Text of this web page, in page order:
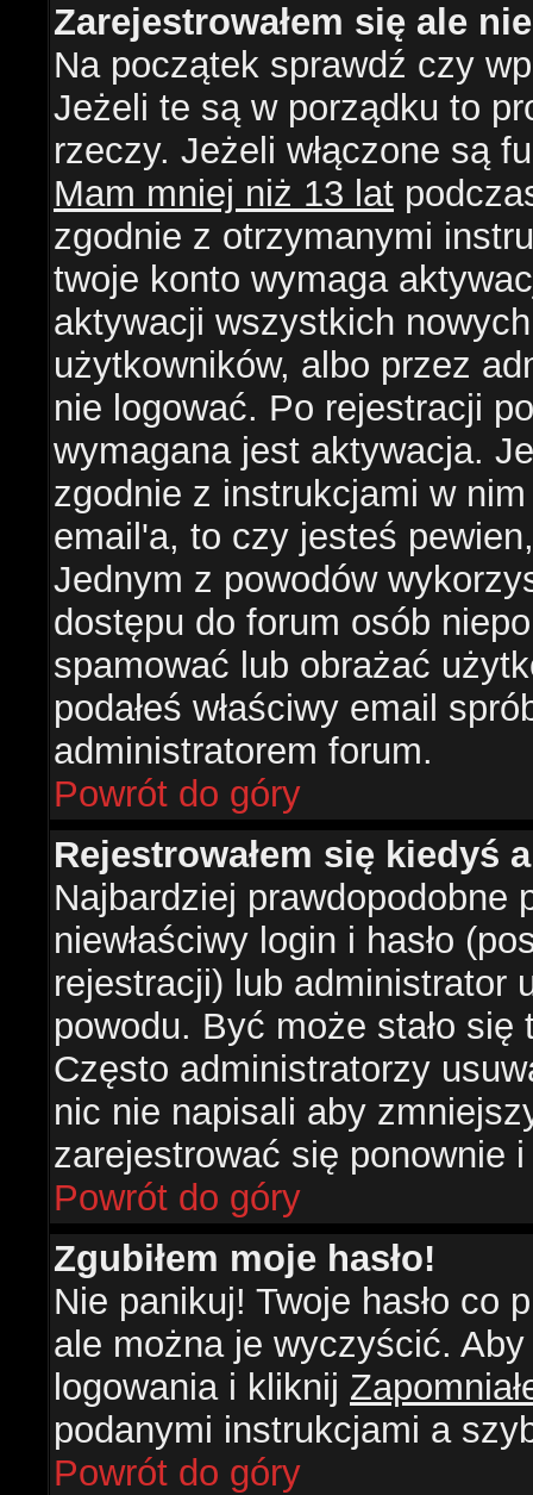
Zarejestrowałem się ale
Na początek sprawdź czy
Jeżeli te są w porządku to
rzeczy. Jeżeli włączone są
Mam mniej niż 13 lat
zgodnie z otrzymanymi
twoje konto wymaga
aktywacji wszystkich
użytkowników, albo przez
nie logować. Po rejestracji
wymagana jest aktywacja.
zgodnie z instrukcjami w
email'a, to czy jesteś
Jednym z powodów
dostępu do forum osób
spamować lub obrażać
podałeś właściwy email
administratorem forum.
Powrót do góry
Rejestrowałem się kiedyś
Najbardziej prawdopodobne
niewłaściwy login i hasło
rejestracji) lub administrator
powodu. Być może stało
Często administratorzy
nic nie napisali aby
zarejestrować się ponownie
Powrót do góry
Zgubiłem moje hasło!
Nie panikuj! Twoje hasło co
ale można je wyczyścić.
logowania i kliknij
podanymi instrukcjami a
Powrót do góry